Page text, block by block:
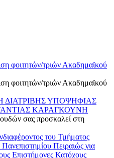
φοιτητών/τριών Ακαδημαϊκού
φοιτητών/τριών Ακαδημαϊκού
ΔΙΑΤΡΙΒΗΣ ΥΠΟΨΗΦΙΑΣ
ΚΑΡΑΓΚΟΥΝΗ
σας προσκαλεί στη
του Τμήματος
Πειραιώς για
Επιστήμονες Κατόχους